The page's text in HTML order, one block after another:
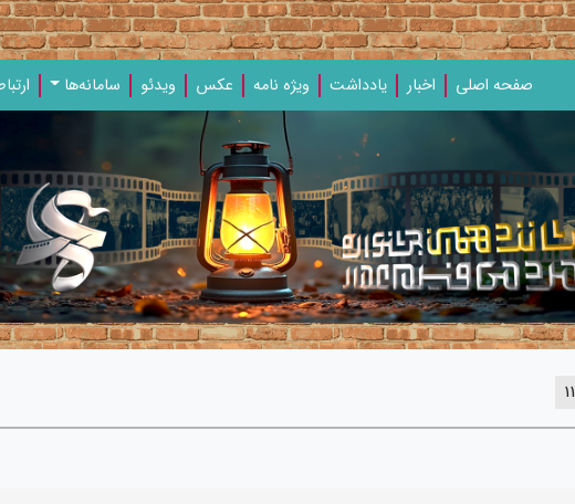
صفحه اصلی اخبار یادداشت‌ ویژه‌ نامه‌ عکس ویدئو سامانه‌ها